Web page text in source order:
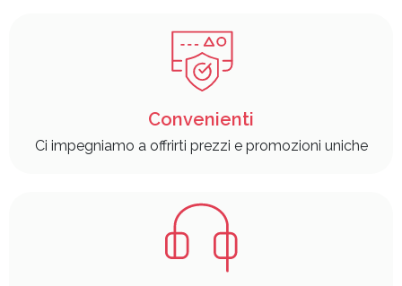
Convenienti
Ci impegniamo a offrirti prezzi e promozioni uniche